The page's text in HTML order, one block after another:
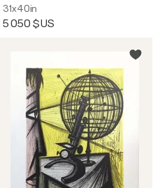
31x40in
5 050 $US